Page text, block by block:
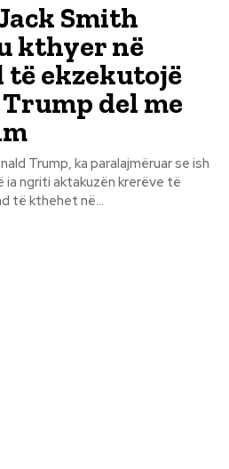
Smith
kthyer në
të ekzekutojë
del me
Trump, ka paralajmëruar se ish
ia ngriti aktakuzën krerëve të
të kthehet në...